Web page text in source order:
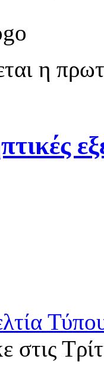
η
στις